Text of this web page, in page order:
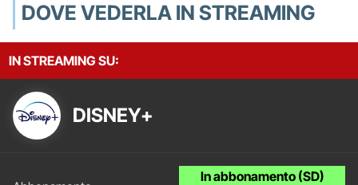
DOVE VEDERLA IN STREAMING
IN STREAMING SU:
DISNEY+
In abbonamento (SD)